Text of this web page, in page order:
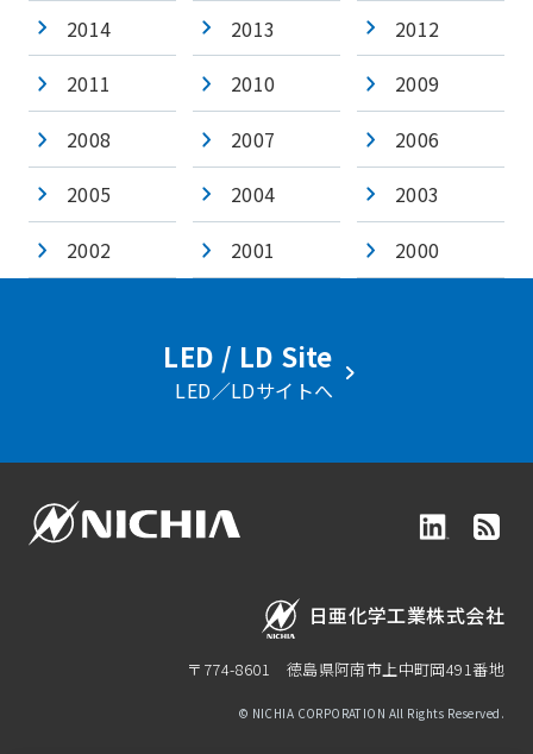
2014
2013
2012
2011
2010
2009
2008
2007
2006
2005
2004
2003
2002
2001 2000
LED / LD Site
LED／LDサイトへ
日亜化学工業株式会社
〒774-8601 徳島県阿南市上中町岡491番地
© NICHIA CORPORATION All Rights Reserved.